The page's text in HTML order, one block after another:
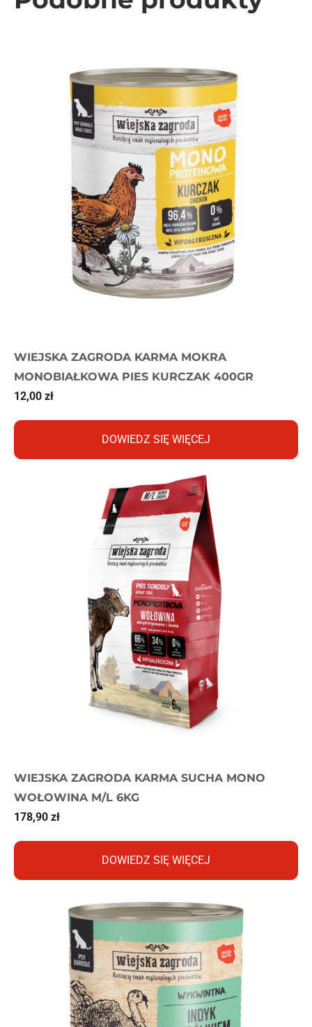
WIEJSKA ZAGRODA KARMA MOKRA
MONOBIAŁKOWA PIES KURCZAK 400GR
12,00 zł
DOWIEDZ SIĘ WIĘCEJ
WIEJSKA ZAGRODA KARMA SUCHA MONO
WOŁOWINA M/L 6KG
178,90 zł
DOWIEDZ SIĘ WIĘCEJ